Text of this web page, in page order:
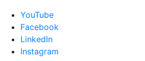
YouTube
Facebook
LinkedIn
Instagram